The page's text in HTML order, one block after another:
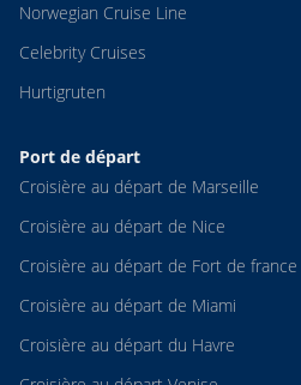
Norwegian Cruise Line
Celebrity Cruises
Hurtigruten
Port de départ
Croisière au départ de Marseille
Croisière au départ de Nice
Croisière au départ de Fort de france
Croisière au départ de Miami
Croisière au départ du Havre